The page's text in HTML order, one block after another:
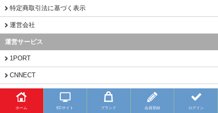
ホーム ECサイト ブランド 会員登録 ログイン
特定商取引法に基づく表示
運営会社
運営サービス
1PORT
CNNECT
CHINAMART
Copyright (C) 2026 BUYFY.JP All Rights Reserved.